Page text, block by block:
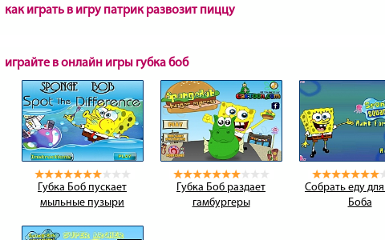
как играть в игру патрик развозит пиццу
играйте в онлайн игры губка боб
Губка Боб пускает
мыльные пузыри
Губка Боб раздает
гамбургеры
Собрать еду
Боба